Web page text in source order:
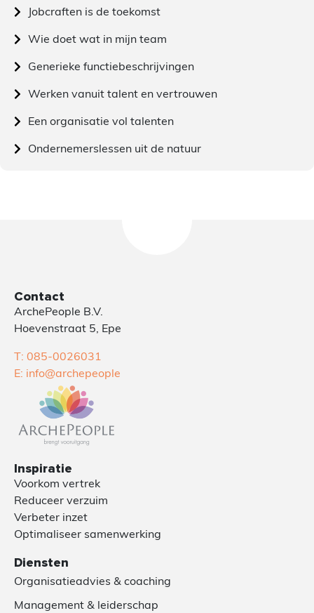
Jobcraften is de toekomst
Wie doet wat in mijn team
Generieke functiebeschrijvingen
Werken vanuit talent en vertrouwen
Een organisatie vol talenten
Ondernemerslessen uit de natuur
Contact
ArchePeople B.V.
Hoevenstraat 5, Epe
T: 085-0026031
E: info@archepeople
Inspiratie
Voorkom vertrek
Reduceer verzuim
Verbeter inzet
Optimaliseer samenwerking
Diensten
Organisatieadvies & coaching
Management & leiderschap